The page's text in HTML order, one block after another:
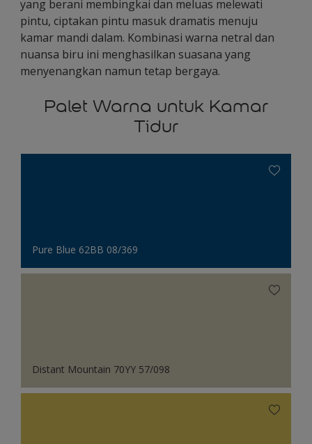
yang berani membingkai dan meluas melewati
pintu, ciptakan pintu masuk dramatis menuju
kamar mandi dalam. Kombinasi warna netral dan
nuansa biru ini menghasilkan suasana yang
menyenangkan namun tetap bergaya.
Palet Warna untuk Kamar
Tidur
Pure Blue 62BB 08/369
Distant Mountain 70YY 57/098